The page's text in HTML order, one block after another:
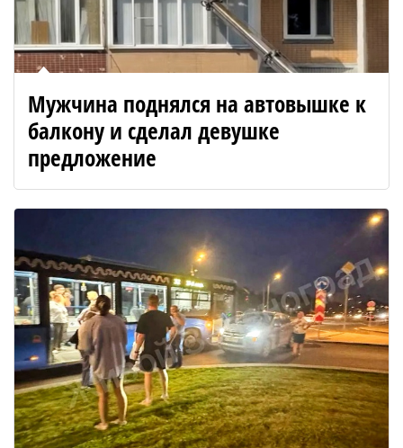
Мужчина поднялся на автовышке к
балкону и сделал девушке
предложение